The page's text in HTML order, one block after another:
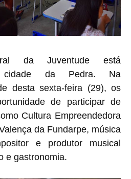
da Juventude está
cidade da Pedra. Na
desta sexta-feira (29), os
de participar de
Cultura Empreendedora
da Fundarpe, música
e produtor musical
e gastronomia.